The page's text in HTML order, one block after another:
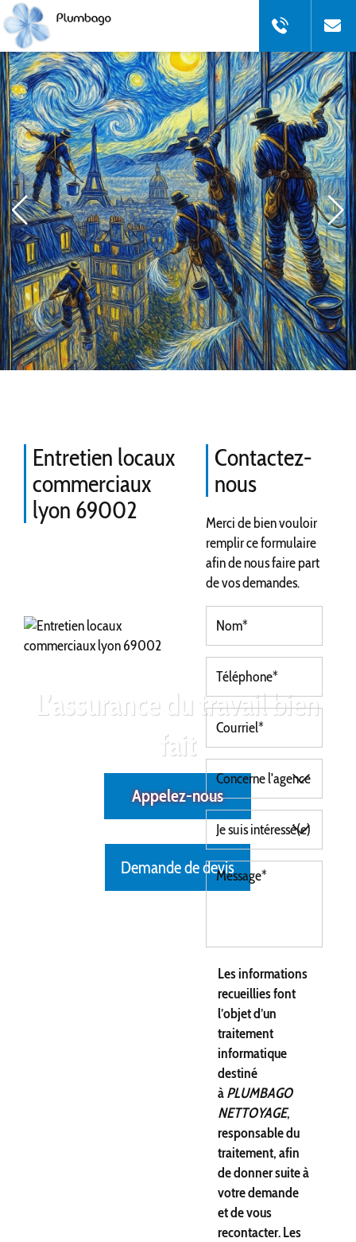
L’assurance du travail bien
fait
Appelez-nous
Demande de devis
Entretien locaux
commerciaux
lyon 69002
Contactez-
nous
Merci de bien vouloir
remplir ce formulaire
afin de nous faire part
de vos demandes.
Les informations
recueillies font
l’objet d’un
traitement
informatique
destiné
àPLUMBAGO
NETTOYAGE,
responsable du
traitement, afin
de donner suite à
votre demande
et de vous
recontacter. Les